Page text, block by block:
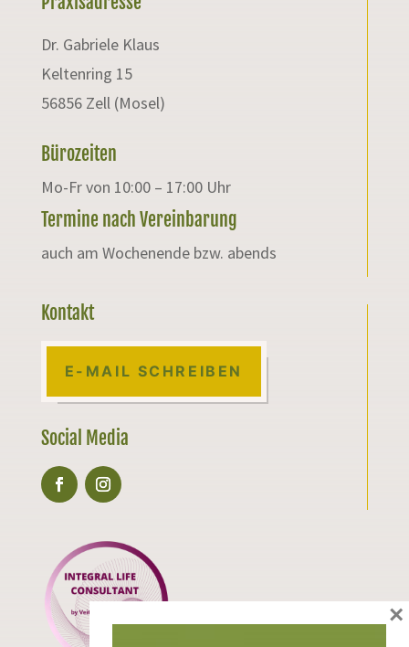
Dr. Gabriele Klaus
Keltenring 15
56856 Zell (Mosel)
Bürozeiten
Mo-Fr von 10:00 – 17:00 Uhr
Termine nach Vereinbarung
auch am Wochenende bzw. abends
Kontakt
E-MAIL SCHREIBEN
Social Media
×